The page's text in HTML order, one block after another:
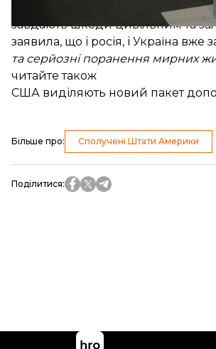
Організація Human Rights Watch
завдають шкоди цивільним та
заявила, що і росія, і Україна вже
та серйозні поранення мирних
читайте також
США виділяють новий пакет
Більше про: Сполучені Штати Америки
Поділитися: